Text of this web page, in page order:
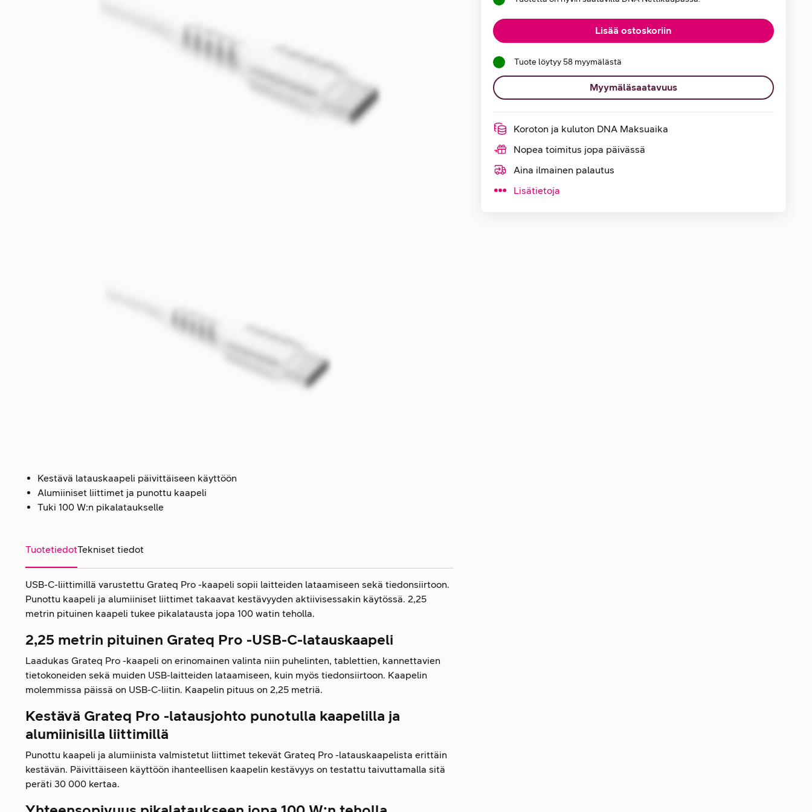
Kestävä latauskaapeli päivittäiseen käyttöön
Alumiiniset liittimet ja punottu kaapeli
Tuki 100 W:n pikalataukselle
TuotetiedotTekniset tiedot
USB-C-liittimillä varustettu Grateq Pro -kaapeli sopii laitteiden lataamiseen sekä tiedonsiirtoon.
Punottu kaapeli ja alumiiniset liittimet takaavat kestävyyden aktiivisessakin käytössä. 2,25
metrin pituinen kaapeli tukee pikalatausta jopa 100 watin teholla.
2,25 metrin pituinen Grateq Pro -USB-C-latauskaapeli
Laadukas Grateq Pro -kaapeli on erinomainen valinta niin puhelinten, tablettien, kannettavien
tietokoneiden sekä muiden USB-laitteiden lataamiseen, kuin myös tiedonsiirtoon. Kaapelin
molemmissa päissä on USB-C-liitin. Kaapelin pituus on 2,25 metriä.
Kestävä Grateq Pro -latausjohto punotulla kaapelilla ja
alumiinisilla liittimillä
Punottu kaapeli ja alumiinista valmistetut liittimet tekevät Grateq Pro -latauskaapelista erittäin
kestävän. Päivittäiseen käyttöön ihanteellisen kaapelin kestävyys on testattu taivuttamalla sitä
peräti 30 000 kertaa.
Lisää ostoskoriin
Tuote löytyy 58 myymälästä
Myymäläsaatavuus
Koroton ja kuluton DNA Maksuaika
Nopea toimitus jopa päivässä
Aina ilmainen palautus
Lisätietoja